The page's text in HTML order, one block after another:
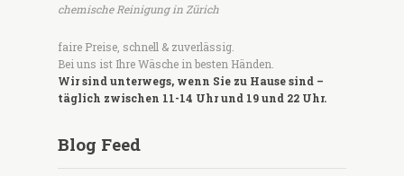
chemische Reinigung in Zürich
faire Preise, schnell & zuverlässig.
Bei uns ist Ihre Wäsche in besten Händen.
Wir sind unterwegs, wenn Sie zu Hause sind –
täglich zwischen 11-14 Uhr und 19 und 22 Uhr.
Blog Feed